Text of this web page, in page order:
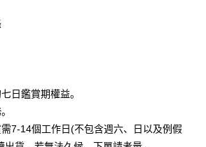
，电信用户可立即使用无须另外申请。（限个人
及预付卡使用）
分期”，订单成立后会自动跳转到大哥付的交易流
欲分期的期数、缴款截止日，确认付款后即完成
及费用金额请依后续交易确认页面所载为准。
未前往确认交易或遇审核未通过，订单将自动取
享後付，將跳出AFTEE先享後付手機驗證視
完成結帳手續。
，商品會配送至您的指定地址。
日鑑賞期權益。
7-14個工作日(不包含週六、日以及例假